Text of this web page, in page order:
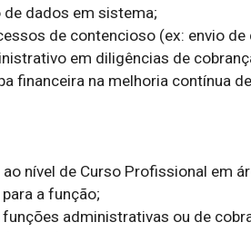
dados em sistema;
de contencioso (ex: envio
em diligências de
financeira na melhoria contínua
nível de Curso Profissional em
a função;
funções administrativas ou de